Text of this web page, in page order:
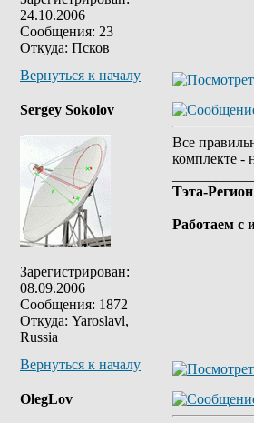
24.10.2006
Сообщения: 23
Откуда: Псков
Вернуться к началу
Sergey Sokolov
Зарегистрирован:
08.09.2006
Сообщения: 1872
Откуда: Yaroslavl,
Russia
Все
комплекте -
Тэта-
Работаем с
Вернуться к началу
OlegLov